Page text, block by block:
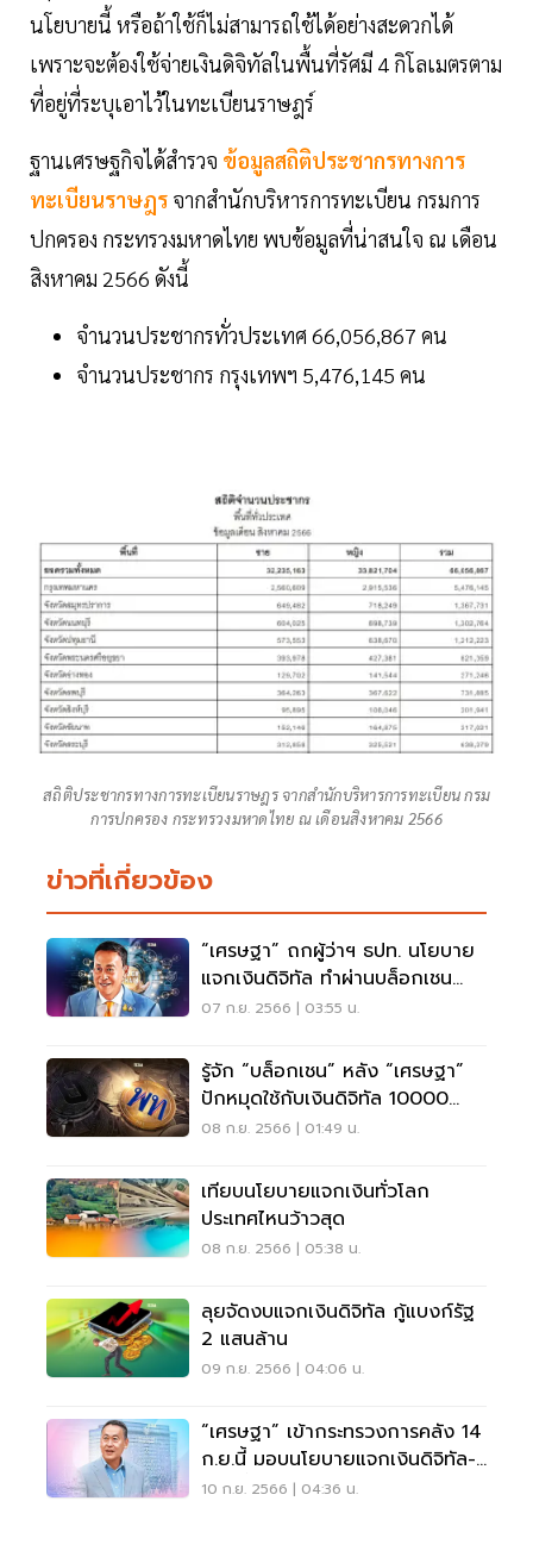
นโยบายนี้ หรือถ้าใช้ก็ไม่สามารถใช้ได้อย่างสะดวกได้
เพราะจะต้องใช้จ่ายเงินดิจิทัลในพื้นที่รัศมี 4 กิโลเมตรตาม
ที่อยู่ที่ระบุเอาไว้ในทะเบียนราษฎร์
ฐานเศรษฐกิจได้สำรวจ ข้อมูลสถิติประชากรทางการ
ทะเบียนราษฎร จากสำนักบริหารการทะเบียน กรมการ
ปกครอง กระทรวงมหาดไทย พบข้อมูลที่น่าสนใจ ณ เดือน
สิงหาคม 2566 ดังนี้
จำนวนประชากรทั่วประเทศ 66,056,867 คน
จำนวนประชากร กรุงเทพฯ 5,476,145 คน
สถิติประชากรทางการทะเบียนราษฎร จากสำนักบริหารการทะเบียน กรม
การปกครอง กระทรวงมหาดไทย ณ เดือนสิงหาคม 2566
ข่าวที่เกี่ยวข้อง
“เศรษฐา” ถกผู้ว่าฯ ธปท. นโยบาย
แจกเงินดิจิทัล ทำผ่านบล็อกเชน
ก.พ.67
07 ก.ย. 2566 | 03:55 น.
รู้จัก “บล็อกเชน” หลัง “เศรษฐา”
ปักหมุดใช้กับเงินดิจิทัล 10000
บาท
08 ก.ย. 2566 | 01:49 น.
เทียบนโยบายแจกเงินทั่วโลก
ประเทศไหนว้าวสุด
08 ก.ย. 2566 | 05:38 น.
ลุยจัดงบแจกเงินดิจิทัล กู้แบงก์รัฐ
2 แสนล้าน
09 ก.ย. 2566 | 04:06 น.
“เศรษฐา” เข้ากระทรวงการคลัง 14
ก.ย.นี้ มอบนโยบายแจกเงินดิจิทัล-
พักหนี้
10 ก.ย. 2566 | 04:36 น.